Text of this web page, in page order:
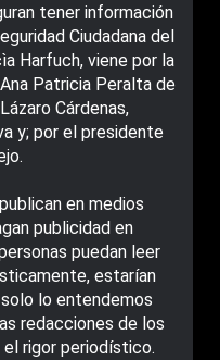
tener información
Ciudadana del
Harfuch, viene por la
Patricia Peralta de
Cárdenas,
y; por el presidente
en medios
publicidad en
puedan leer
estarían
lo entendemos
redacciones de los
rigor periodístico.